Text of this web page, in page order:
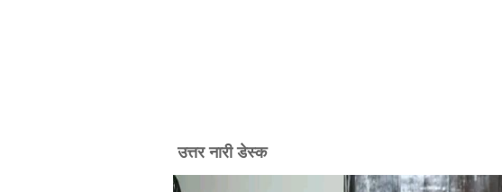
उत्तर नारी डेस्क